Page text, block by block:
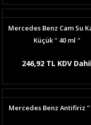
Mercedes Benz Cam Su
Küçük '' 40 ml ''
246,92 TL KDV
Mercedes Benz Antifiriz ''